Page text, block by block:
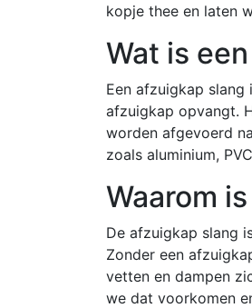
kopje thee en laten
Wat is
Een afzuigkap
afzuigkap opvangt.
worden afgevoerd
zoals aluminium,
Waarom
De afzuigkap slang
Zonder een
vetten en dampen
we dat voorkomen